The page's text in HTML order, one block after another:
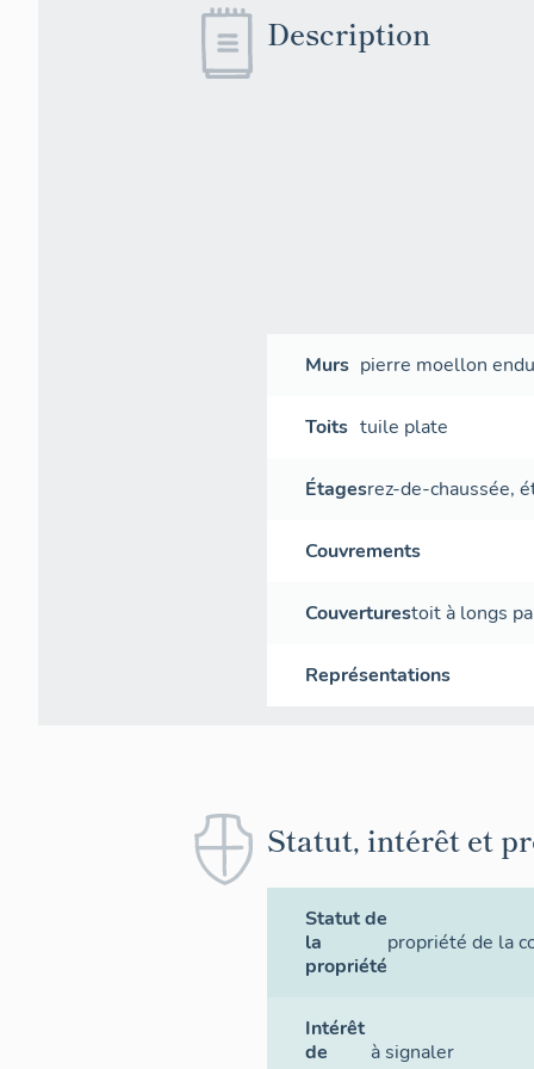
Description
Murs pierre moellon
Toits tuile plate
Étagesrez-de-chaussée,
Couvrements
Couverturestoit à longs
Représentations
Statut, intérêt et
Statut de
la
propriété
propriété de la
Intérêt
de
à signaler